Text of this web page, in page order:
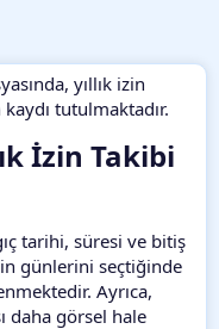
yıllık izin
tutulmaktadır.
İzin Takibi
tarihi, süresi ve bitiş
günlerini seçtiğinde
Ayrıca,
daha görsel hale